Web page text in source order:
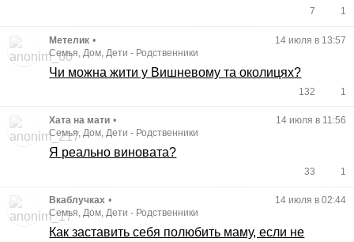
7 1
Метелик •
14 июля в 13:57
Семья, Дом, Дети - Родственники
Чи можна жити у Вишневому та околицях?
132 1
Хата на мати •
14 июля в 11:56
Семья, Дом, Дети - Родственники
Я реально виновата?
33 1
Вкаблучках •
14 июля в 02:44
Семья, Дом, Дети - Родственники
Как заставить себя полюбить маму, если не